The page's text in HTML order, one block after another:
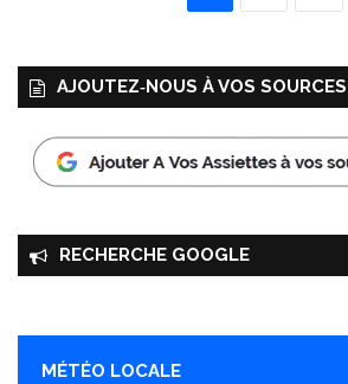
AJOUTEZ‑NOUS À VOS SOURCES
RECHERCHE GOOGLE
MÉTÉO LOCALE